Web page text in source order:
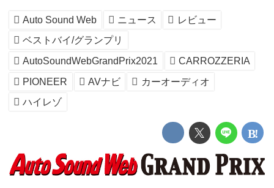
Auto Sound Web ニュース
レビュー
ベストバイ/グランプリ
AutoSoundWebGrandPrix2021
CARROZZERIA
PIONEER
AVナビ
カーオーディオ
ハイレゾ